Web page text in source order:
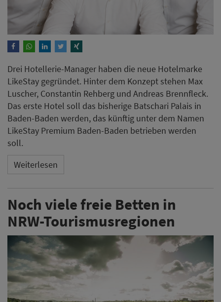
Drei Hotellerie-Manager​​​​​​​ haben die neue Hotelmarke
LikeStay gegründet. Hinter dem Konzept stehen Max
Luscher, Constantin Rehberg und Andreas Brennfleck.
Das erste Hotel soll das bisherige Batschari Palais in
Baden-Baden werden, das künftig unter dem Namen
LikeStay Premium Baden-Baden betrieben werden
soll.
Weiterlesen
Noch viele freie Betten in
NRW-Tourismusregionen